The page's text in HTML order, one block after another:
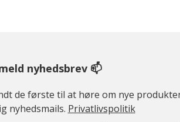
nyhedsbrev 📫
de første til at høre om nye
nyhedsmails. Privatlivspolitik